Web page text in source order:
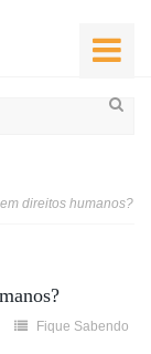
direitos humanos?
Fique Sabendo